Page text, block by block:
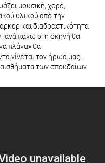
μουσική, χορό,
υλικού από την
και διαδραστικότητα
πάνω στη σκηνή θα
πλάνα» θα
γίνεται τον ήρωά μας,
των σπουδαίων